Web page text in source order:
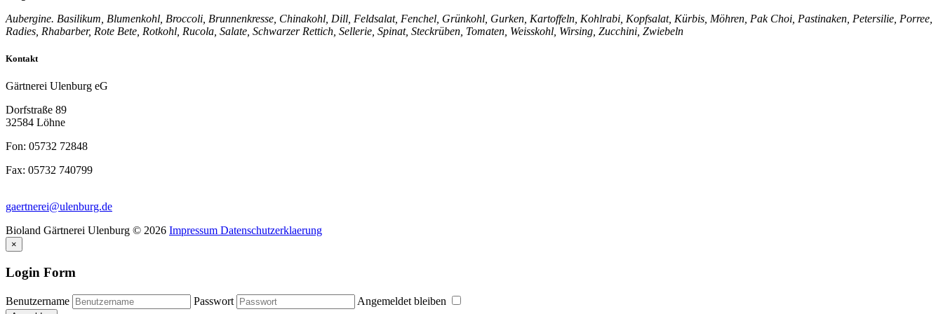
Aubergine. Basilikum, Blumenkohl, Broccoli, Brunnenkresse, Chinakohl, Dill, Feldsalat, Fenchel, Grünkohl, Gurken, Kartoffeln, Kohlrabi, Kopfsalat, Kürbis, Möhren, Pak Choi, Pastinaken, Petersilie, Porree,
Radies, Rhabarber, Rote Bete, Rotkohl, Rucola, Salate, Schwarzer Rettich, Sellerie, Spinat, Steckrüben, Tomaten, Weisskohl, Wirsing, Zucchini, Zwiebeln
Kontakt
Gärtnerei Ulenburg eG
Dorfstraße 89
32584 Löhne
Fon: 05732 72848
Fax: 05732 740799
gaertnerei@ulenburg.de
Bioland Gärtnerei Ulenburg © 2026 Impressum Datenschutzerklaerung
×
Login Form
Benutzername Passwort Angemeldet bleiben